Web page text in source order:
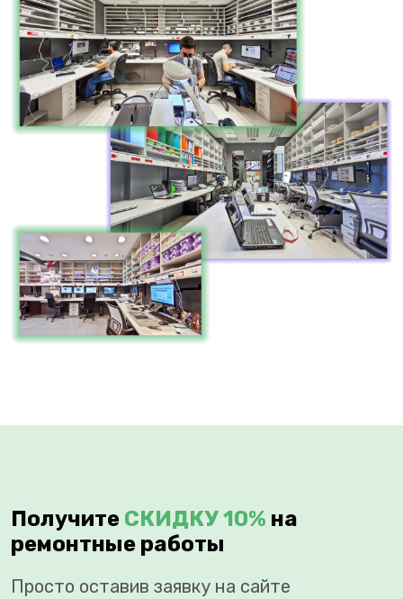
Получите СКИДКУ 10% на
ремонтные работы
Просто оставив заявку на сайте